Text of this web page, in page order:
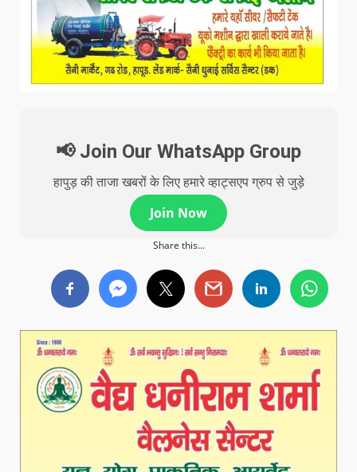
📢 Join Our WhatsApp Group
हापुड़ की ताजा खबरों के लिए हमारे व्हाट्सएप ग्रुप से जुड़े
Join Now
Share this...